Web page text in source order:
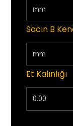
Sacın B
Et Kalınlığı